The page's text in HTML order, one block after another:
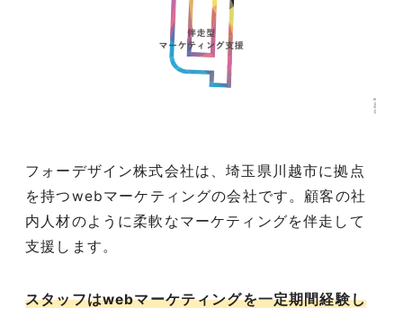
フォーデザイン株式会社は、埼玉県川越市に拠点
を持つwebマーケティングの会社です。顧客の社
内人材のように柔軟なマーケティングを伴走して
支援します。
スタッフはwebマーケティングを一定期間経験し